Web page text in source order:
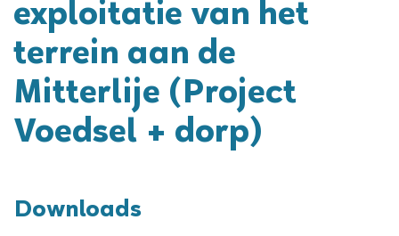
exploitatie van het
terrein aan de
Mitterlije (Project
Voedsel + dorp)
Downloads